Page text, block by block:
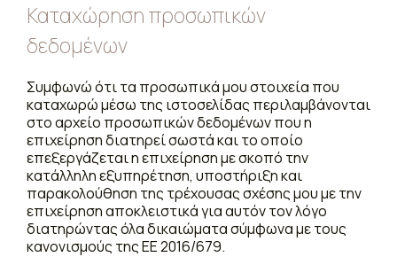
Καταχώρηση προσωπικών
δεδομένων
Συμφωνώ ότι τα προσωπικά μου στοιχεία που
καταχωρώ μέσω της ιστοσελίδας περιλαμβάνονται
στο αρχείο προσωπικών δεδομένων που η
επιχείρηση διατηρεί σωστά και το οποίο
επεξεργάζεται η επιχείρηση με σκοπό την
κατάλληλη εξυπηρέτηση, υποστήριξη και
παρακολούθηση της τρέχουσας σχέσης μου με την
επιχείρηση αποκλειστικά για αυτόν τον λόγο
διατηρώντας όλα δικαιώματα σύμφωνα με τους
κανονισμούς της ΕΕ 2016/679.